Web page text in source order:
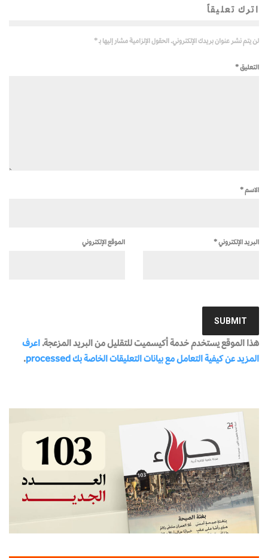
اترك تعليقاً
لن يتم نشر عنوان بريدك الإلكتروني. الحقول الإلزامية مشار إليها بـ*
التعليق*
الاسم*
البريد الإلكتروني* الموقع الإلكتروني
هذا الموقع يستخدم خدمة أكيسميت للتقليل من البريد المزعجة. اعرف
المزيد عن كيفية التعامل مع بيانات التعليقات الخاصة بك processed
.